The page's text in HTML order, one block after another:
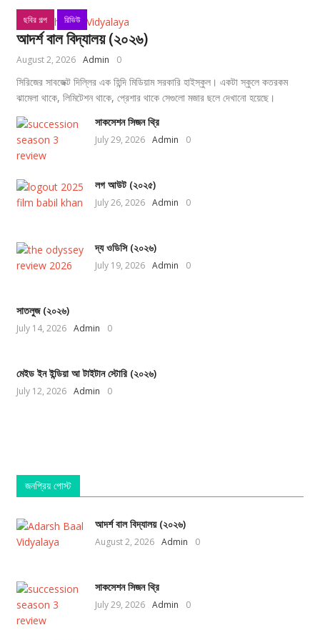
ছবির গল্প রিভিউ
আদর্শ বাল বিদ্যালয় (২০২৬)
August 2, 2026 Admin 0
সিরিজের সাবজেক্ট দিল্লির এক হিন্দি মিডিয়াম সরকারি হাইস্কুল। একটা স্কুলে কতরকম
ঝামেলা থাকে, লিমিটেশন থাকে, প্রেশার থাকে সেগুলো মজার ছলে দেখানো হয়েছে।
সাকসেশন সিজন থ্রি
July 29, 2026 Admin 0
লগ আউট (২০২৫)
July 26, 2026 Admin 0
দ্য ওডিসি (২০২৬)
July 19, 2026 Admin 0
সাতলুজ (২০২৬)
July 14, 2026 Admin 0
মেইড ইন ইন্ডিয়া আ টাইটান স্টোরি (২০২৬)
July 12, 2026 Admin 0
জনপ্রিয় পোস্ট
আদর্শ বাল বিদ্যালয় (২০২৬)
August 2, 2026 Admin 0
সাকসেশন সিজন থ্রি
July 29, 2026 Admin 0